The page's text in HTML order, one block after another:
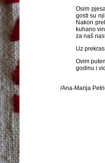
Osim
gosti su
Nakon
kuhano
za naš
Uz
Ovim
godinu i
/Ana-Marija